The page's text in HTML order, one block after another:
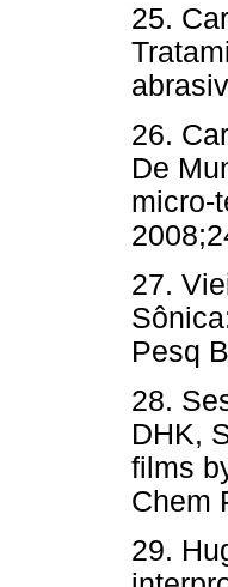
25.
26.
De
micro-
27.
Pesq
28.
DHK,
films
Chem
29.